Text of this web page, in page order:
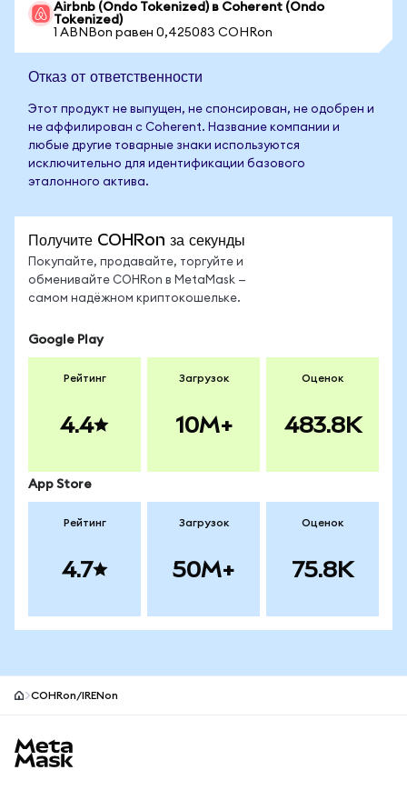
Airbnb (Ondo Tokenized) в Coherent (Ondo
Tokenized)
1 ABNBon равен 0,425083 COHRon
Отказ от ответственности
Этот продукт не выпущен, не спонсирован, не одобрен и
не аффилирован с Coherent. Название компании и
любые другие товарные знаки используются
исключительно для идентификации базового
эталонного актива.
Получите COHRon за секунды
Покупайте, продавайте, торгуйте и
обменивайте COHRon в MetaMask —
самом надёжном криптокошельке.
Google Play
Рейтинг
4.4
Загрузок
10M+
Оценок
483.8K
App Store
Рейтинг
4.7
Загрузок
50M+
Оценок
75.8K
COHRon/IRENon